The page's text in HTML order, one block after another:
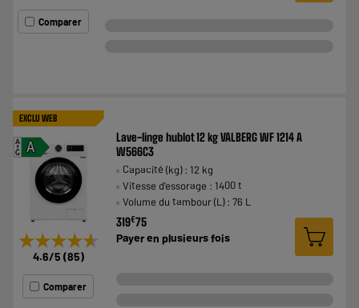
Comparer
EXCLU WEB
A
A
G
★★★★★
★★★★★
4.6/5 (85)
Comparer
Lave-linge hublot 12 kg VALBERG WF 1214 A
W566C3
Capacité (kg) : 12 kg
Vitesse d'essorage : 1400 t
Volume du tambour (L) : 76 L
319€75
Payer en plusieurs fois